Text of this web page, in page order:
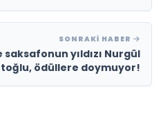
SONRAKI HABER
saksafonun yıldızı Nurgül
ödüllere doymuyor!